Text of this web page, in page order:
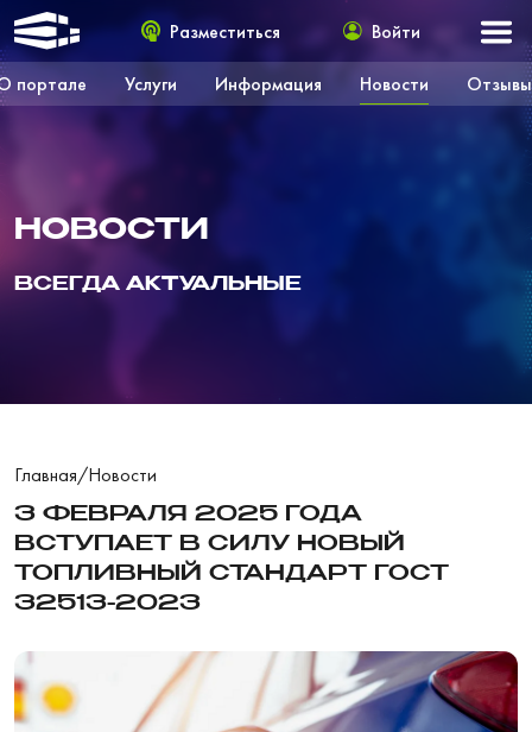
портале Услуги Информация Новости Отзывы
Разместиться Войти
НОВОСТИ
ВСЕГДА АКТУАЛЬНЫЕ
Главная/Новости
3 ФЕВРАЛЯ 2025 ГОДА
ВСТУПАЕТ В СИЛУ НОВЫЙ
ТОПЛИВНЫЙ СТАНДАРТ ГОСТ
32513-2023